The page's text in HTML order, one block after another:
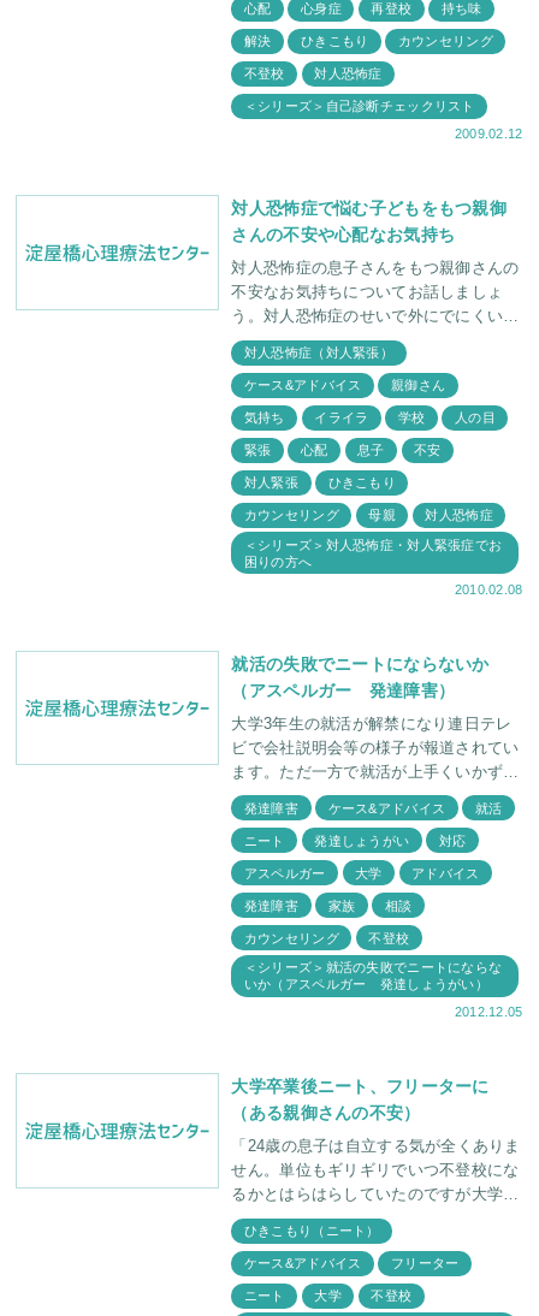
心配 心身症 再登校 持ち味
解決 ひきこもり カウンセリング
不登校 対人恐怖症
＜シリーズ＞自己診断チェックリスト
2009.02.12
対人恐怖症で悩む子どもをもつ親御
さんの不安や心配なお気持ち
対人恐怖症の息子さんをもつ親御さんの
不安なお気持ちについてお話しましょ
う。対人恐怖症のせいで外にでにくいと
か、人と接するのが苦手といった状態が
つづき、そのままズルズルと家にひきこ
もってしまう子どもさん
対人恐怖症（対人緊張）
ケース&アドバイス 親御さん
気持ち イライラ 学校 人の目
緊張 心配 息子 不安
対人緊張 ひきこもり
カウンセリング 母親 対人恐怖症
＜シリーズ＞対人恐怖症・対人緊張症でお
困りの方へ
2010.02.08
就活の失敗でニートにならないか
（アスペルガー 発達障害）
大学3年生の就活が解禁になり連日テレ
ビで会社説明会等の様子が報道されてい
ます。ただ一方で就活が上手くいかず、
すっかり自信をなくしひきこもってしま
ったという相談の電話が多くなりまし
た。 その中の一人S
発達障害 ケース&アドバイス 就活
ニート 発達しょうがい 対応
アスペルガー 大学 アドバイス
発達障害 家族 相談
カウンセリング 不登校
＜シリーズ＞就活の失敗でニートにならな
いか（アスペルガー 発達しょうがい）
2012.12.05
大学卒業後ニート、フリーターに
（ある親御さんの不安）
「24歳の息子は自立する気が全くありま
せん。単位もギリギリでいつ不登校にな
るかとはらはらしていたのですが大学は
何とか卒業しました。 しかし就職活動
もせず時々アルバイトをする程度で後は
ゲームセンターに
ひきこもり（ニート）
ケース&アドバイス フリーター
ニート 大学 不登校